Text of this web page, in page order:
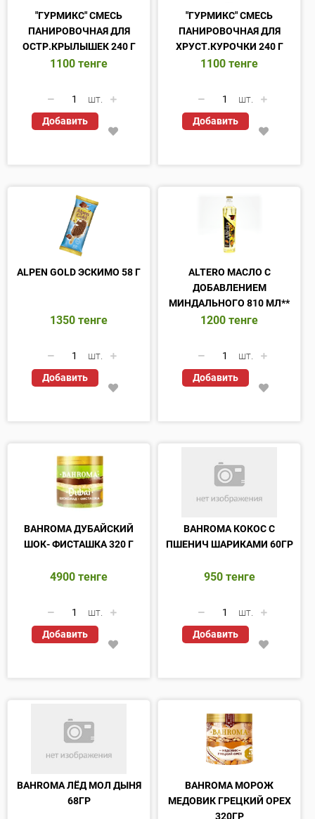
"ГУРМИКС" СМЕСЬ
ПАНИРОВОЧНАЯ ДЛЯ
ОСТР.КРЫЛЫШЕК 240 Г
1100 тенге
шт.
Добавить
"ГУРМИКС" СМЕСЬ
ПАНИРОВОЧНАЯ ДЛЯ
ХРУСТ.КУРОЧКИ 240 Г
1100 тенге
шт.
Добавить
ALPEN GOLD ЭСКИМО 58 Г
1350 тенге
шт.
Добавить
ALTERO МАСЛО С
ДОБАВЛЕНИЕМ
МИНДАЛЬНОГО 810 МЛ**
1200 тенге
шт.
Добавить
BAHROMA ДУБАЙСКИЙ
ШОК- ФИСТАШКА 320 Г
4900 тенге
шт.
Добавить
BAHROMA КОКОС С
ПШЕНИЧ ШАРИКАМИ 60ГР
950 тенге
шт.
Добавить
BAHROMA ЛЁД МОЛ ДЫНЯ
68ГР
BAHROMA МОРОЖ
МЕДОВИК ГРЕЦКИЙ ОРЕХ
320ГР